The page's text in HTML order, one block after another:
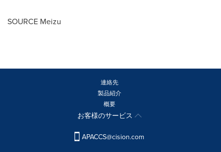
SOURCE Meizu
連絡先
製品紹介
概要
お客様のサービス
APACCS@cision.com